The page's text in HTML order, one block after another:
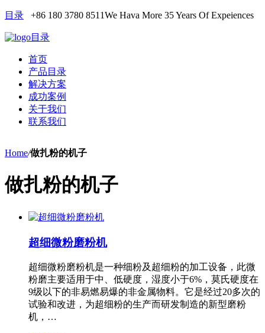
目录 +86 180 3780 8511We Hava More 35 Years Of Expeiences
目录
首页
产品目录
解决方案
成功案例
关于我们
联系我们
Home/做扎粉的机子
做扎粉的机子
超细微粉磨粉机
超细微粉磨粉机是一种细粉及超细粉的加工设备，此微
粉磨主要适用于中、低硬度，湿度小于6%，莫氏硬度在
9级以下的非易燃易爆的非金属物料。它是经过20多次的
试验和改进，为超细粉的生产而研发制造的新型磨粉
机，…